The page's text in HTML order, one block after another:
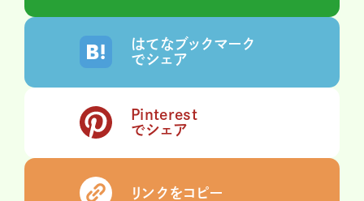
はてなブックマーク
でシェア
Pinterest
でシェア
リンクをコピー